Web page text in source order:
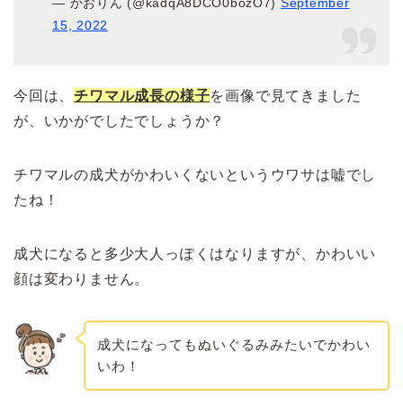
15, 2022
今回は、チワマル成長の様子を画像で見てきました
が、いかがでしたでしょうか？
チワマルの成犬がかわいくないというウワサは嘘でし
たね！
成犬になると多少大人っぽくはなりますが、かわいい
顔は変わりません。
成犬になってもぬいぐるみみたいでかわい
いわ！